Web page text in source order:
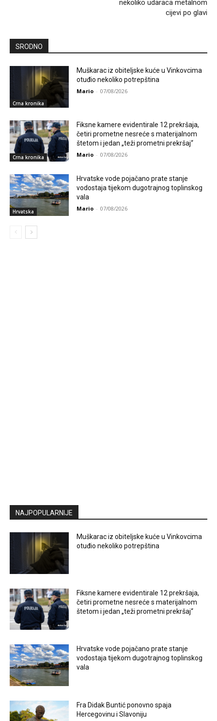
nekoliko udaraca metalnom
cijevi po glavi
SRODNO
Crna kronika
Muškarac iz obiteljske kuće u Vinkovcima
otuđio nekoliko potrepština
Mario - 07/08/2026
Crna kronika
Fiksne kamere evidentirale 12 prekršaja,
četiri prometne nesreće s materijalnom
štetom i jedan „teži prometni prekršaj“
Mario - 07/08/2026
Hrvatska
Hrvatske vode pojačano prate stanje
vodostaja tijekom dugotrajnog toplinskog
vala
Mario - 07/08/2026
NAJPOPULARNIJE
Muškarac iz obiteljske kuće u Vinkovcima
otuđio nekoliko potrepština
Fiksne kamere evidentirale 12 prekršaja,
četiri prometne nesreće s materijalnom
štetom i jedan „teži prometni prekršaj“
Hrvatske vode pojačano prate stanje
vodostaja tijekom dugotrajnog toplinskog
vala
Fra Didak Buntić ponovno spaja
Hercegovinu i Slavoniju